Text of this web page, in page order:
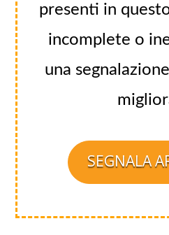
presenti in
incomplete o
una
SEGNALA